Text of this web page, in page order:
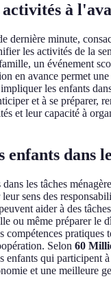
à
dernière minute,
les activités de la
un événement
en avance permet
les enfants
et à se préparer,
et leur capacité à
dans
les tâches
sens des
aider à des
ou même préparer le
compétences pratiques
Selon 60
enfants qui participent
et une meilleure